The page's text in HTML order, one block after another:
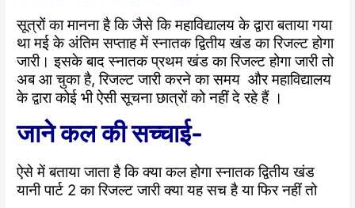
सूत्रों का मानना है कि जैसे कि महाविद्यालय के द्वारा बताया गया
था मई के अंतिम सप्ताह में स्नातक द्वितीय खंड का रिजल्ट होगा
जारी। इसके बाद स्नातक प्रथम खंड का रिजल्ट होगा जारी तो
अब आ चुका है, रिजल्ट जारी करने का समय और महाविद्यालय
के द्वारा कोई भी ऐसी सूचना छात्रों को नहीं दे रहे हैं ।
जाने कल की सच्चाई-
ऐसे में बताया जाता है कि क्या कल होगा स्नातक द्वितीय खंड
यानी पार्ट 2 का रिजल्ट जारी क्या यह सच है या फिर नहीं तो